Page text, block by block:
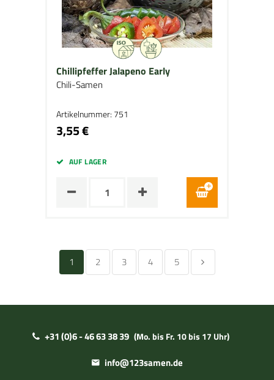
Chillipfeffer Jalapeno Early
Chili-Samen
Artikelnummer: 751
3,55 €
AUF LAGER
1 2 3 4 5
+31 (0)6 - 46 63 38 39 (Mo. bis Fr. 10 bis 17 Uhr)
info@123samen.de